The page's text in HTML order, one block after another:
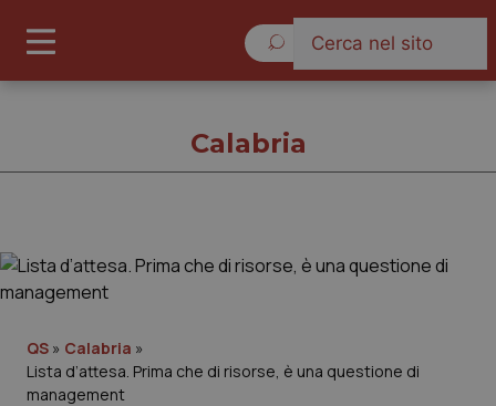
Governo e Parlamento
Calabria
QS » Calabria »
Lista d’attesa. Prima che di risorse, è una questione di
management